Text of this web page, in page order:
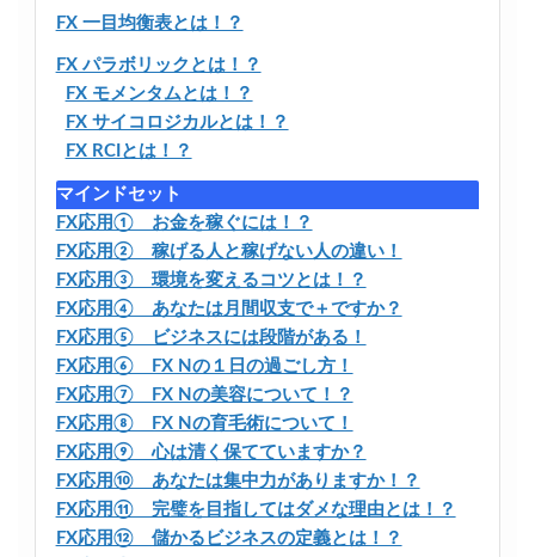
FX 一目均衡表とは！？
FX パラボリックとは！？
FX モメンタムとは！？
FX サイコロジカルとは！？
FX RCIとは！？
マインドセット
FX応用① お金を稼ぐには！？
FX応用② 稼げる人と稼げない人の違い！
FX応用③ 環境を変えるコツとは！？
FX応用④ あなたは月間収支で＋ですか？
FX応用⑤ ビジネスには段階がある！
FX応用⑥ FX Nの１日の過ごし方！
FX応用⑦ FX Nの美容について！？
FX応用⑧ FX Nの育毛術について！
FX応用⑨ 心は清く保てていますか？
FX応用⑩ あなたは集中力がありますか！？
FX応用⑪ 完璧を目指してはダメな理由とは！？
FX応用⑫ 儲かるビジネスの定義とは！？